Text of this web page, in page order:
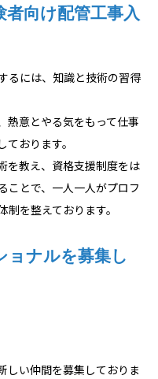
向け配管工事入
るには、知識と技術の習得
熱意とやる気をもって仕事
おります。
を教え、資格支援制度をは
ことで、一人一人がプロフ
を整えております。
ョナルを募集し
しい仲間を募集しておりま